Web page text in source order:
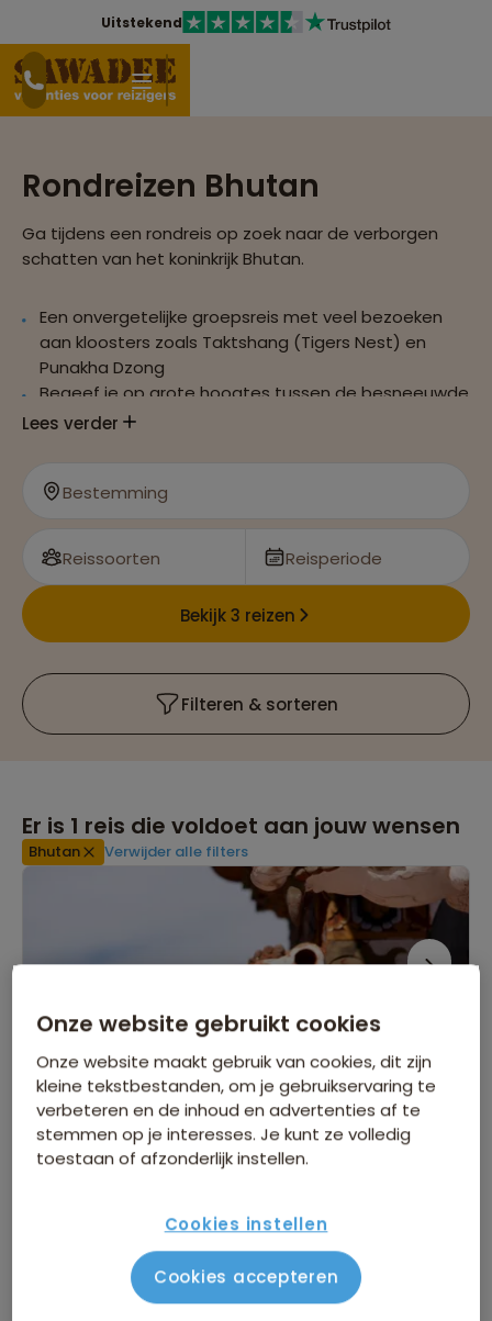
Uitstekend
Rondreizen Bhutan
Ga tijdens een rondreis op zoek naar de verborgen
schatten van het koninkrijk Bhutan.
Een onvergetelijke groepsreis met veel bezoeken
aan kloosters zoals Taktshang (Tigers Nest) en
Punakha Dzong
Begeef je op grote hoogtes tussen de besneeuwde
bergtoppen van de Himalaya
Lees verder
Bestemming
Reissoorten Reisperiode
Bekijk 3 reizen
Filteren & sorteren
Er is 1 reis die voldoet aan jouw wensen
Bhutan Verwijder alle filters
Groepsrondreis Sikkim en Bhutan
21 dagen 234 beoordelingen
Sikkim en Bhutan
Acht volle dagen in het exclusieve koninkrijk
Bezoek aan het spectaculair gelegen Tiger's Nest
Onze website gebruikt cookies
Onze website maakt gebruik van cookies, dit zijn
kleine tekstbestanden, om je gebruikservaring te
verbeteren en de inhoud en advertenties af te
stemmen op je interesses. Je kunt ze volledig
toestaan of afzonderlijk instellen.
Cookies instellen
Cookies accepteren